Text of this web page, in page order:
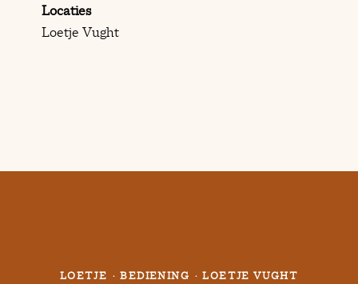
Locaties
Loetje Vught
LOETJE · BEDIENING · LOETJE VUGHT